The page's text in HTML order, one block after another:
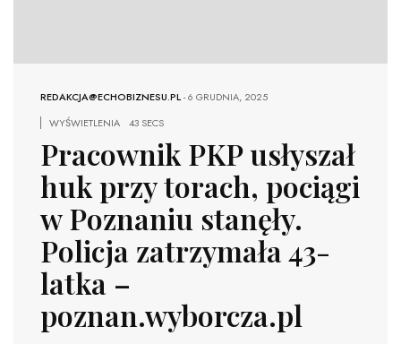
REDAKCJA@ECHOBIZNESU.PL-6 GRUDNIA, 2025
WYŚWIETLENIA
43 SECS
Pracownik PKP usłyszał
huk przy torach, pociągi
w Poznaniu stanęły.
Policja zatrzymała 43-
latka –
poznan.wyborcza.pl